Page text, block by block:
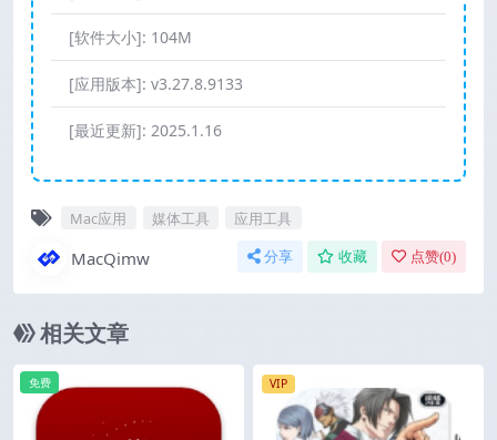
[软件大小]: 104M
[应用版本]: v3.27.8.9133
[最近更新]: 2025.1.16
Mac应用 媒体工具 应用工具
MacQimw 分享 收藏 点赞(0)
相关文章
免费 VIP